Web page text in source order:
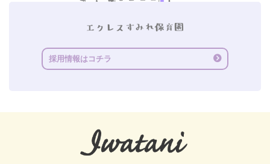
採用情報はコチラ